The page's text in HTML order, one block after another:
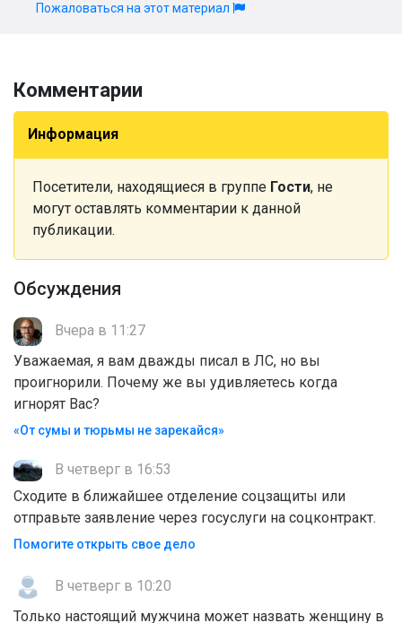
Пожаловаться на этот материал
Комментарии
Информация
Посетители, находящиеся в группе Гости, не
могут оставлять комментарии к данной
публикации.
Обсуждения
Вчера в 11:27
Уважаемая, я вам дважды писал в ЛС, но вы
проигнорили. Почему же вы удивляетесь когда
игнорят Вас?
«От сумы и тюрьмы не зарекайся»
В четверг в 16:53
Сходите в ближайшее отделение соцзащиты или
отправьте заявление через госуслуги на соцконтракт.
Помогите открыть свое дело
В четверг в 10:20
Только настоящий мужчина может назвать женщину в